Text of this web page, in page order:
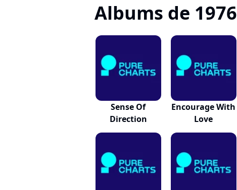
Albums de 1976
Sense Of
Direction
Encourage With
Love